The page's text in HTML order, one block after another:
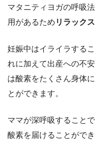
マタニティヨガの呼吸
用があるため リラック
妊娠中はイライラする
れに加えて出産への不
は酸素をたくさん身体
とができます。
ママが深呼吸すること
酸素を届けることができ